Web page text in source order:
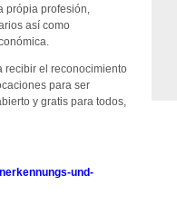
própia profesión,
así como
recibir el reconocimiento
para ser
y gratis para todos,
und-